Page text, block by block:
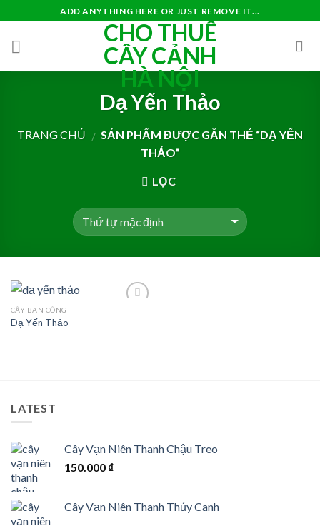
content
ADD ANYTHING HERE OR JUST REMOVE IT...
CHO THUÊ
CÂY CẢNH
HÀ NỘI
Dạ Yến Thảo
TRANG CHỦ / SẢN PHẨM ĐƯỢC GẮN THẺ “DẠ YẾN
THẢO”
LỌC
CÂY BAN CÔNG
Dạ Yến Thảo
LATEST
Cây Vạn Niên Thanh Chậu Treo
150.000 ₫
Cây Vạn Niên Thanh Thủy Canh